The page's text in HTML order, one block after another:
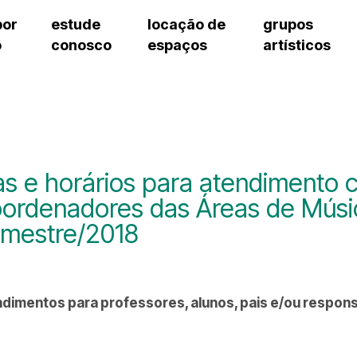
estude
conosco
locação de
espaços
grupos
artísticos
trabalhe
e horários para atendimento
das Áreas de
2018
para professores, alunos, pais e/ou